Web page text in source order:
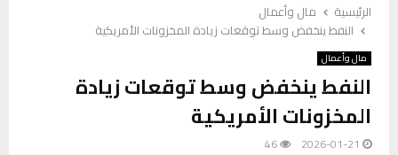
الرئيسية
مال وأعمال
النفط ينخفض وسط توقعات زيادة المخزونات الأمريكية
مال وأعمال
النفط ينخفض وسط توقعات زيادة
المخزونات الأمريكية
2026-01-21
46